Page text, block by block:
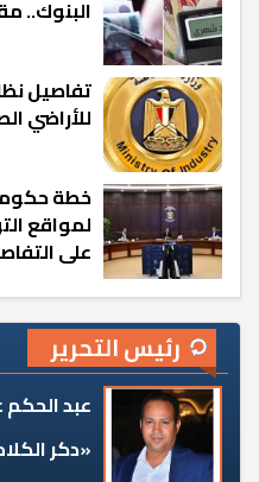
البنوك..
تفاصيل
للأراضي
خطة
لمواقع
على
رئيس التحرير
عبد الحكم
«دكر